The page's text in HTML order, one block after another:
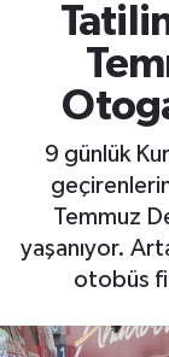
9 günlük
Temmuz
yaşanıyor.
otobüs